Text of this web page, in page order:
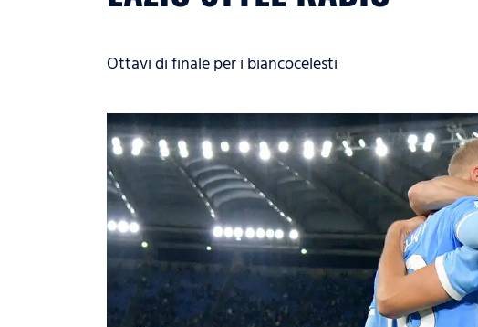
Ottavi di finale per i biancocelesti